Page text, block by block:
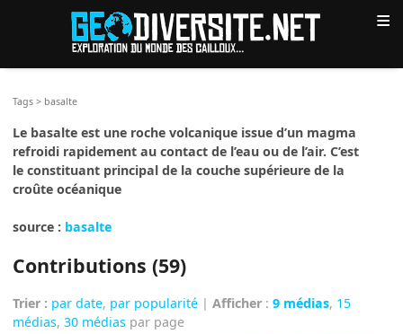
≡
Tags > basalte
Le basalte est une roche volcanique issue d’un magma
refroidi rapidement au contact de l’eau ou de l’air. C’est
le constituant principal de la couche supérieure de la
croûte océanique
source : basalte
Contributions (59)
Trier : par date, par popularité |Afficher :9 médias, 15
médias,30 médias par page